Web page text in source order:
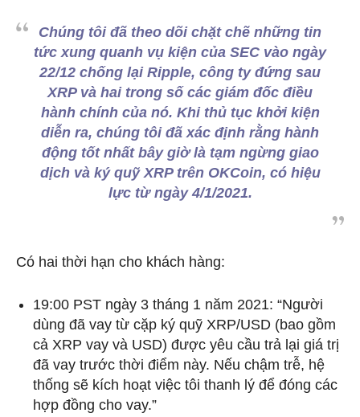
Chúng tôi đã theo dõi chặt chẽ những tin
tức xung quanh vụ kiện của SEC vào ngày
22/12 chống lại Ripple, công ty đứng sau
XRP và hai trong số các giám đốc điều
hành chính của nó. Khi thủ tục khởi kiện
diễn ra, chúng tôi đã xác định rằng hành
động tốt nhất bây giờ là tạm ngừng giao
dịch và ký quỹ XRP trên OKCoin, có hiệu
lực từ ngày 4/1/2021.
Có hai thời hạn cho khách hàng:
19:00 PST ngày 3 tháng 1 năm 2021: “Người
dùng đã vay từ cặp ký quỹ XRP/USD (bao gồm
cả XRP vay và USD) được yêu cầu trả lại giá trị
đã vay trước thời điểm này. Nếu chậm trễ, hệ
thống sẽ kích hoạt việc tôi thanh lý để đóng các
hợp đồng cho vay.”